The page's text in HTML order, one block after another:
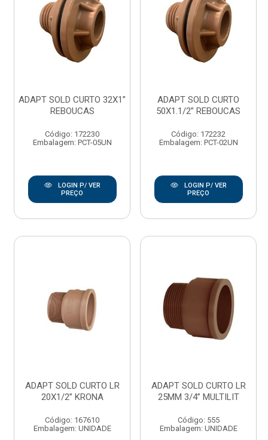
ADAPT SOLD CURTO 32X1”
REBOUCAS
Código: 172230
Embalagem: PCT-05UN
LOGIN P/ VER
PREÇO
ADAPT SOLD CURTO
50X1.1/2” REBOUCAS
Código: 172232
Embalagem: PCT-02UN
LOGIN P/ VER
PREÇO
ADAPT SOLD CURTO LR
20X1/2” KRONA
Código: 167610
Embalagem: UNIDADE
ADAPT SOLD CURTO LR
25MM 3/4” MULTILIT
Código: 555
Embalagem: UNIDADE